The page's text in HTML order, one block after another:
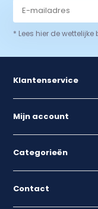
* Lees hier de wettelijke
Klantenservice
Mijn account
Categorieën
Contact